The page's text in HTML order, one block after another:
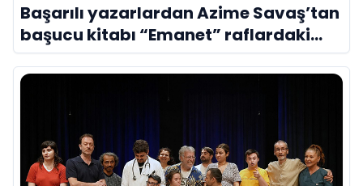
Başarılı yazarlardan Azime Savaş’tan
başucu kitabı “Emanet” raflardaki
yerini aldı